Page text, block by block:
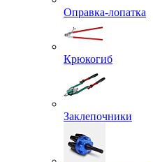
Оправка-лопатка
Крюкогиб
Заклепочники